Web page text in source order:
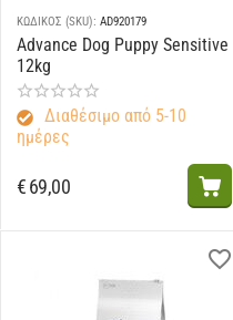
ΚΩΔΙΚΟΣ (SKU): AD920179
Advance Dog Puppy Sensitive
12kg
Διαθέσιμο από 5-10
ημέρες
€69,00